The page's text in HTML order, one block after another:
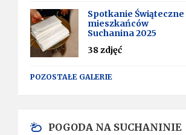
Spotkanie Świąteczne
mieszkańców
Suchanina 2025
38 zdjęć
POZOSTAŁE GALERIE
POGODA NA SUCHANINIE